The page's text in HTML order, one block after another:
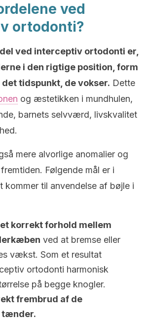
ved
ortodonti?
ved interceptiv ortodonti er,
i den rigtige position, form
tidspunkt, de vokser. Dette
og æstetikken i mundhulen,
barnets selvværd, livskvalitet
mere alvorlige anomalier og
Følgende mål er i
kommer til anvendelse af bøjle i
korrekt forhold mellem
ved at bremse eller
vækst. Som et resultat
ortodonti harmonisk
på begge knogler.
frembrud af de
tænder.